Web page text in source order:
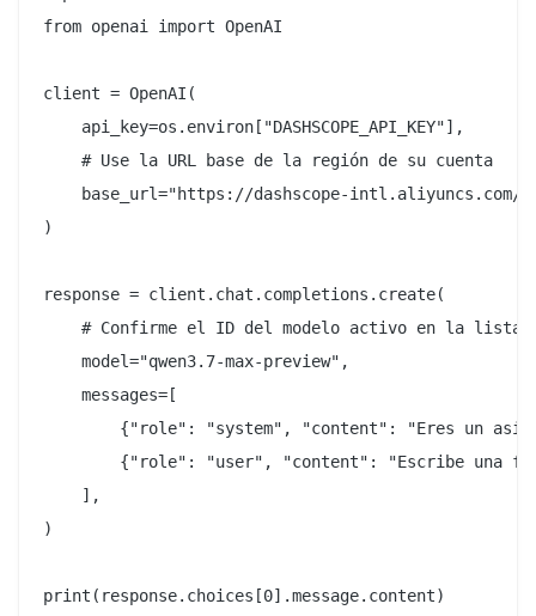
from openai import OpenAI
client = OpenAI(
    api_key=os.environ["DASHSCOPE_API_KEY"],
    # Use la URL base de la región de su cuenta
base_url="https://dashscope-intl.aliyuncs.com/
)
response = client.chat.completions.create(
# Confirme el ID del modelo activo en la lista
    model="qwen3.7-max-preview",
    messages=[
{"role": "system", "content": "Eres un
{"role": "user", "content": "Escribe una
    ],
)